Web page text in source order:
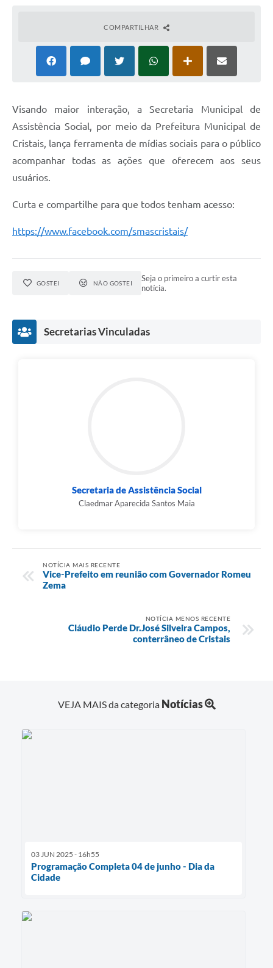
COMPARTILHAR
Visando maior interação, a Secretaria Municipal de
Assistência Social, por meio da Prefeitura Municipal de
Cristais, lança ferramenta de mídias sociais para o público
acompanhar todas as ações que oferecem aos seus
usuários.
Curta e compartilhe para que todos tenham acesso:
https://www.facebook.com/smascristais/
GOSTEI NÃO GOSTEI
Seja o primeiro a curtir esta
notícia.
Secretarias Vinculadas
Secretaria de Assistência Social
Claedmar Aparecida Santos Maia
NOTÍCIA MAIS RECENTE
Vice-Prefeito em reunião com Governador Romeu
Zema
NOTÍCIA MENOS RECENTE
Cláudio Perde Dr.José Silveira Campos,
conterrâneo de Cristais
VEJA MAIS da categoria Notícias
03 JUN 2025 - 16h55
Programação Completa 04 de junho - Dia da
Cidade